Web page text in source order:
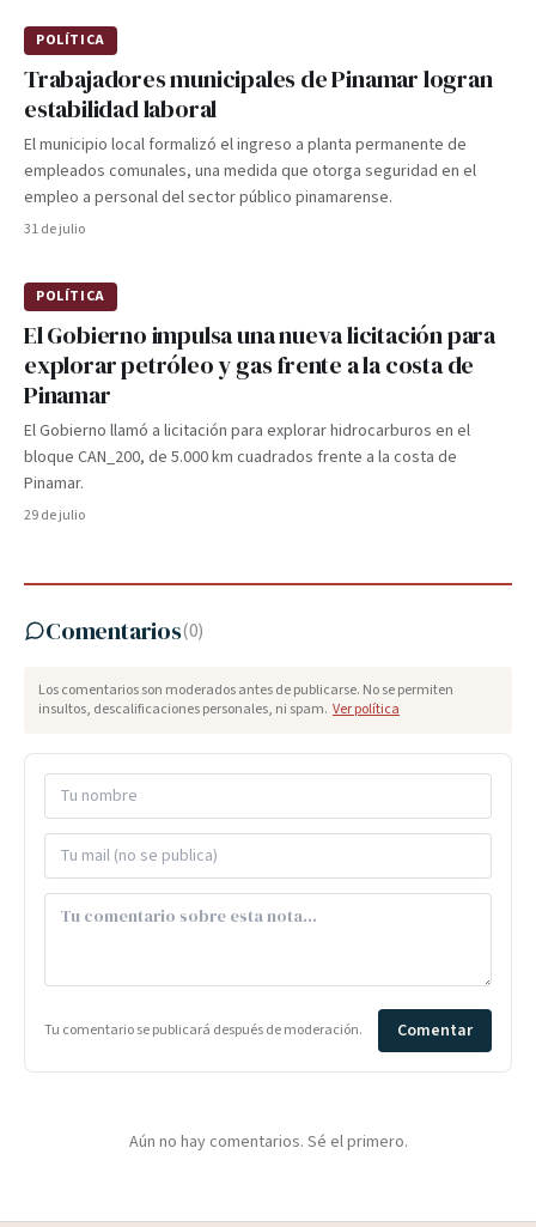
POLÍTICA
Trabajadores municipales de Pinamar logran
estabilidad laboral
El municipio local formalizó el ingreso a planta permanente de
empleados comunales, una medida que otorga seguridad en el
empleo a personal del sector público pinamarense.
31 de julio
POLÍTICA
El Gobierno impulsa una nueva licitación para
explorar petróleo y gas frente a la costa de
Pinamar
El Gobierno llamó a licitación para explorar hidrocarburos en el
bloque CAN_200, de 5.000 km cuadrados frente a la costa de
Pinamar.
29 de julio
Comentarios(0)
Los comentarios son moderados antes de publicarse. No se permiten
insultos, descalificaciones personales, ni spam. Ver política
Tu comentario se publicará después de moderación. Comentar
Aún no hay comentarios. Sé el primero.